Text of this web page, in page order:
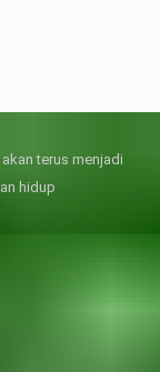
akan terus menjadi
hidup